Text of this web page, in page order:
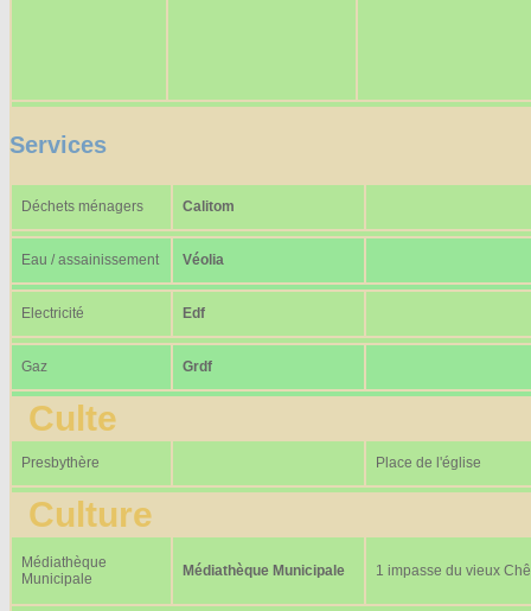
Services
Déchets ménagers Calitom
Eau / assainissement Véolia
Electricité Edf
Gaz Grdf
Culte
Presbythère Place de l'église
Culture
Médiathèque
Municipale
Médiathèque Municipale 1 impasse du vieux